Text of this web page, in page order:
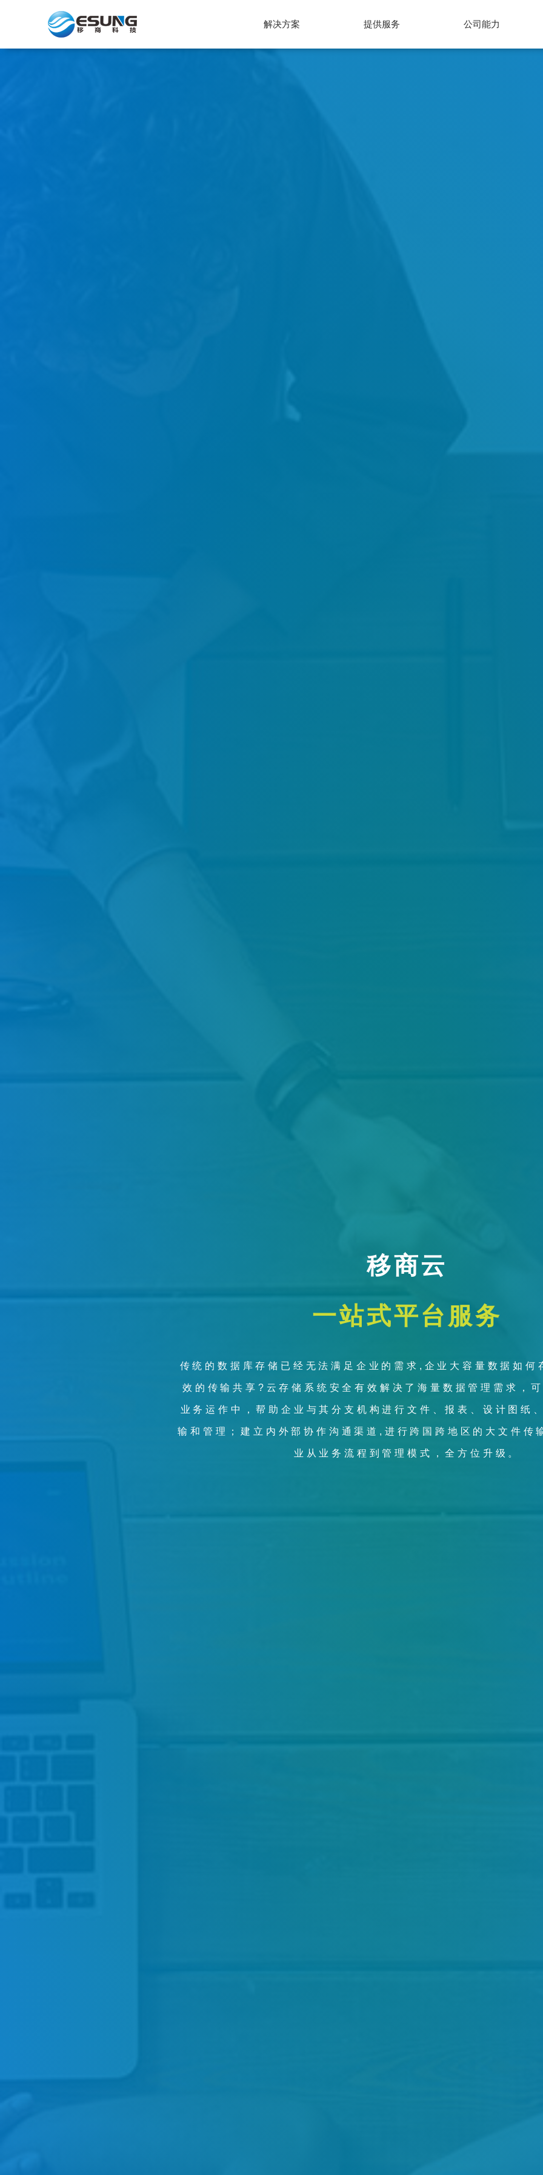
解决方案 提供服务 公司能力
移商云
一站式平台服务
传统的数据库存储已经无法满足企业的需求,企业大容量数据如何
效的传输共享?云存储系统安全有效解决了海量数据管理需求，
业务运作中，帮助企业与其分支机构进行文件、报表、设计图纸
输和管理；建立内外部协作沟通渠道,进行跨国跨地区的大文件传
业从业务流程到管理模式，全方位升级。
为用户提供全方位的IT服
在整个IT服务的周期中，我们在咨询服务，实施服务，以及运营
针对用户不同的需求，为用户提供IT购前，购中，购后及IT